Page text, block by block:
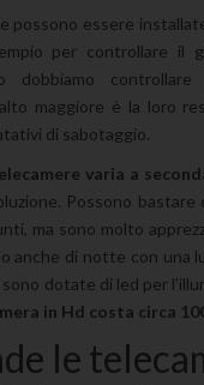
possono essere
per controllare il
dobbiamo
alto maggiore è la loro
di sabotaggio.
varia a
Possono bastare
ma sono molto
anche di notte con una
dotate di led per
in Hd costa circa
le